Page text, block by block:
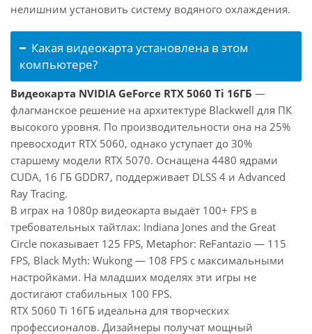
нелишним установить систему водяного охлаждения.
Какая видеокарта установлена в этом
компьютере?
Видеокарта NVIDIA GeForce RTX 5060 Ti 16ГБ —
флагманское решение на архитектуре Blackwell для ПК
высокого уровня. По производительности она на 25%
превосходит RTX 5060, однако уступает до 30%
старшему модели RTX 5070. Оснащена 4480 ядрами
CUDA, 16 ГБ GDDR7, поддерживает DLSS 4 и Advanced
Ray Tracing.
В играх на 1080p видеокарта выдаёт 100+ FPS в
требовательных тайтлах: Indiana Jones and the Great
Circle показывает 125 FPS, Metaphor: ReFantazio — 115
FPS, Black Myth: Wukong — 108 FPS с максимальными
настройками. На младших моделях эти игры не
достигают стабильных 100 FPS.
RTX 5060 Ti 16ГБ идеальна для творческих
профессионалов. Дизайнеры получат мощный